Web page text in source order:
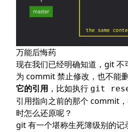
万能后悔药
现在我们已经明确知道，git
为 commit 禁止修改，也不能
它的引用 ，比如执行 git
引用指向之前的那个 commit
时怎么还原呢？
git 有一个堪称生死簿级别的记